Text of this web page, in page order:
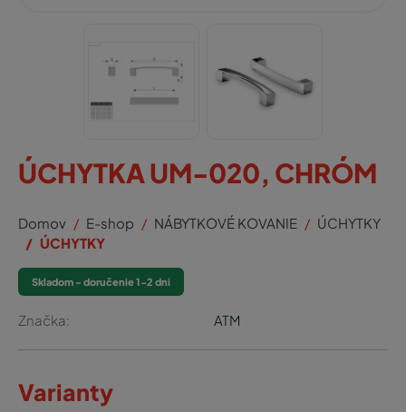
ÚCHYTKA UM-020, CHRÓM
Domov E-shop NÁBYTKOVÉ KOVANIE
ÚCHYTKY
ÚCHYTKY
Skladom - doručenie 1-2 dni
Značka: ATM
Varianty